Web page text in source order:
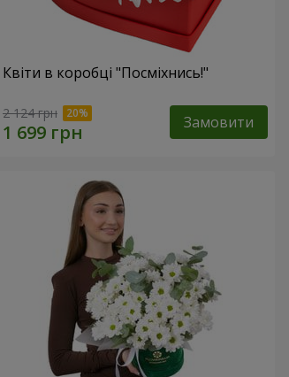
Квіти в коробці "Посміхнись!"
2 124 грн Замовити